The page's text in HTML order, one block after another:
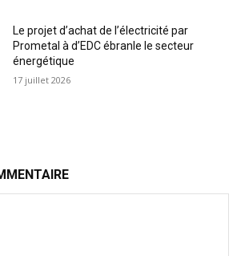
Le projet d’achat de l’électricité par
Prometal à d’EDC ébranle le secteur
énergétique
17 juillet 2026